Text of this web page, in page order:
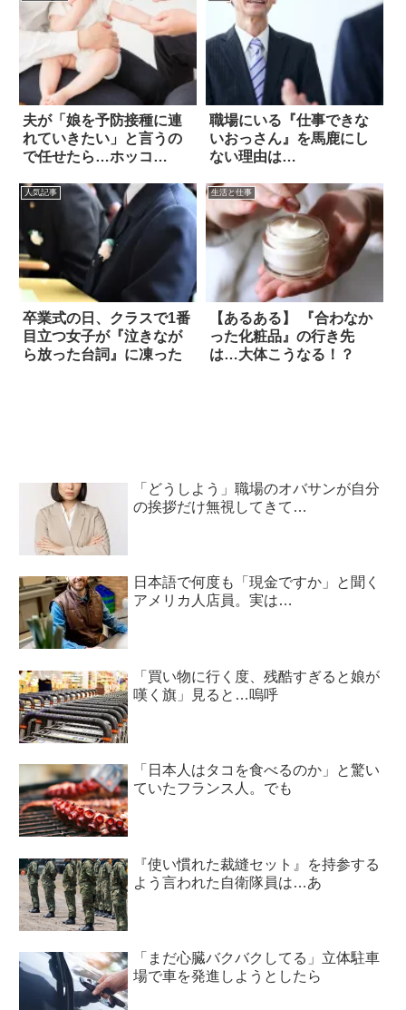
夫が「娘を予防接種に連
れていきたい」と言うの
で任せたら…ホッコ
職場にいる『仕事できな
いおっさん』を馬鹿にし
ない理由は…
人気記事
卒業式の日、クラスで1番
目立つ女子が『泣きなが
ら放った台詞』に凍った
生活と仕事
【あるある】 『合わなか
った化粧品』の行き先
は…大体こうなる！？
「どうしよう」職場のオバサンが自分
の挨拶だけ無視してきて…
日本語で何度も「現金ですか」と聞く
アメリカ人店員。実は…
「買い物に行く度、残酷すぎると娘が
嘆く旗」見ると…嗚呼
「日本人はタコを食べるのか」と驚い
ていたフランス人。でも
『使い慣れた裁縫セット』を持参する
よう言われた自衛隊員は…あ
「まだ心臓バクバクしてる」立体駐車
場で車を発進しようとしたら